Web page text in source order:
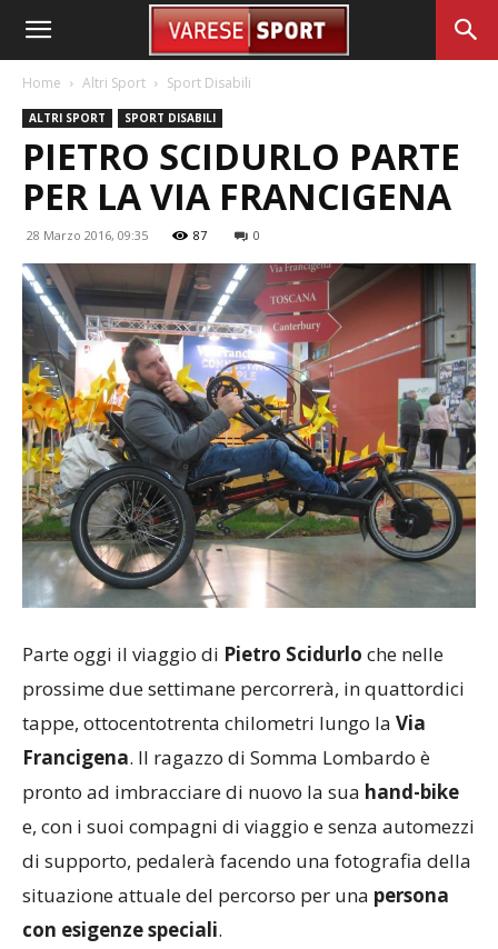
Home Altri Sport Sport Disabili
ALTRI SPORT SPORT DISABILI
PIETRO SCIDURLO PARTE
PER LA VIA FRANCIGENA
28 Marzo 2016, 09:35 87 0
Parte oggi il viaggio di Pietro Scidurlo che nelle
prossime due settimane percorrerà, in quattordici
tappe, ottocentotrenta chilometri lungo la Via
Francigena. Il ragazzo di Somma Lombardo è
pronto ad imbracciare di nuovo la sua hand-bike
e, con i suoi compagni di viaggio e senza automezzi
di supporto, pedalerà facendo una fotografia della
situazione attuale del percorso per una persona
con esigenze speciali.